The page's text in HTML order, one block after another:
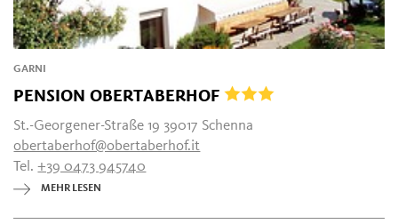
GARNI
PENSION OBERTABERHOF
St.-Georgener-Straße 19 39017 Schenna
obertaberhof@obertaberhof.it
Tel.+39 0473 945740
MEHR LESEN